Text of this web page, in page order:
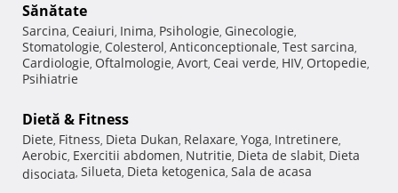
Sănătate
Sarcina, Ceaiuri, Inima, Psihologie, Ginecologie,
Stomatologie, Colesterol, Anticonceptionale, Test sarcina,
Cardiologie, Oftalmologie, Avort, Ceai verde, HIV, Ortopedie,
Psihiatrie
Dietă & Fitness
Diete, Fitness, Dieta Dukan, Relaxare, Yoga, Intretinere,
Aerobic, Exercitii abdomen, Nutritie, Dieta de slabit, Dieta
disociata, Silueta, Dieta ketogenica, Sala de acasa